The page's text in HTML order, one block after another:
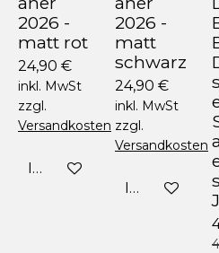
2026 -
matt rot
24,90 €
inkl. MwSt
zzgl.
Versandkosten
In den Warenkorb
2026 -
matt
schwarz
24,90 €
inkl. MwSt
zzgl.
Versandkosten
In den